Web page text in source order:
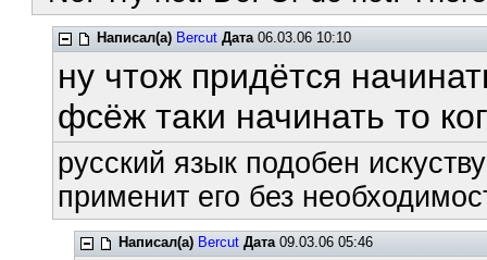
Написал(а) Bercut Дата06.03.06 10:10
ну чтож придётся
фсёж таки начинать то
русский язык подобен
применит его без
Написал(а) Bercut Дата09.03.06 05:46